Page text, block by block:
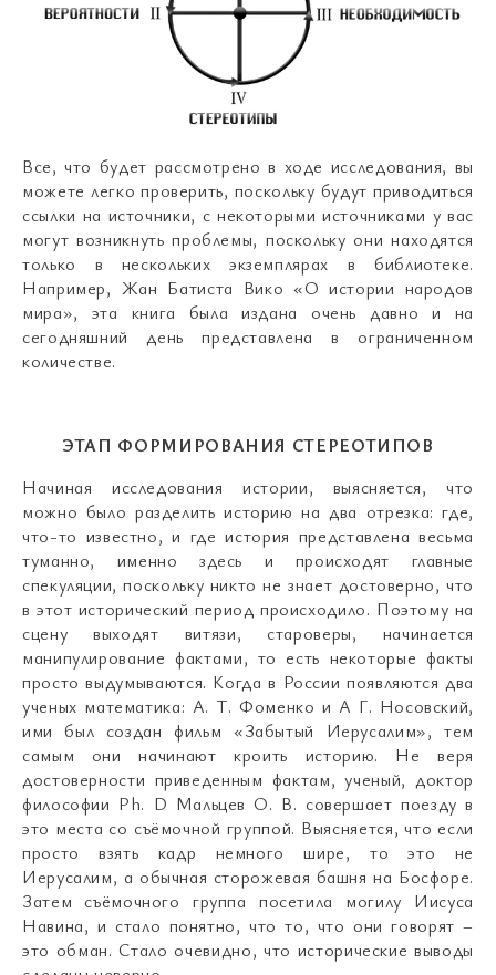
Все, что будет рассмотрено в ходе исследования, вы
можете легко проверить, поскольку будут приводиться
ссылки на источники, с некоторыми источниками у вас
могут возникнуть проблемы, поскольку они находятся
только в нескольких экземплярах в библиотеке.
Например, Жан Батиста Вико «О истории народов
мира», эта книга была издана очень давно и на
сегодняшний день представлена в ограниченном
количестве.
ЭТАП ФОРМИРОВАНИЯ СТЕРЕОТИПОВ
Начиная исследования истории, выясняется, что
можно было разделить историю на два отрезка: где,
что-то известно, и где история представлена весьма
туманно, именно здесь и происходят главные
спекуляции, поскольку никто не знает достоверно, что
в этот исторический период происходило. Поэтому на
сцену выходят витязи, староверы, начинается
манипулирование фактами, то есть некоторые факты
просто выдумываются. Когда в России появляются два
ученых математика: А. Т. Фоменко и А Г. Носовский,
ими был создан фильм «Забытый Иерусалим», тем
самым они начинают кроить историю. Не веря
достоверности приведенным фактам, ученый, доктор
философии Ph. D Мальцев О. В. совершает поезду в
это места со съёмочной группой. Выясняется, что если
просто взять кадр немного шире, то это не
Иерусалим, а обычная сторожевая башня на Босфоре.
Затем съёмочного группа посетила могилу Иисуса
Навина, и стало понятно, что то, что они говорят –
это обман. Стало очевидно, что исторические выводы